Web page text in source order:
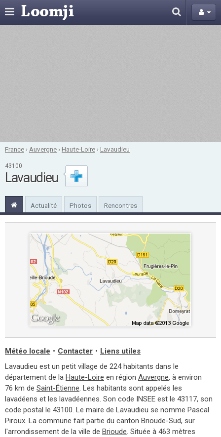
France › Auvergne ›Haute-Loire ›Lavaudieu
43100
Lavaudieu
Actualité Photos Rencontres
Météo locale • Contacter • Liens utiles
Lavaudieu est un petit village de 224 habitants dans le
département de la Haute-Loire en région Auvergne, à environ
76 km de Saint-Étienne. Les habitants sont appelés les
lavadéens et les lavadéennes. Son code INSEE est le 43117, son
code postal le 43100. Le maire de Lavaudieu se nomme Pascal
Piroux. La commune fait partie du canton Brioude-Sud, sur
l'arrondissement de la ville de Brioude. Située à 463 mètres